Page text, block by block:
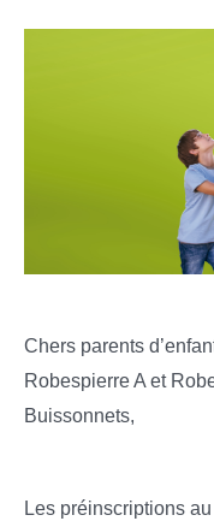
Chers parents
Robespierre A et
Buissonnets,
Les préinscriptions